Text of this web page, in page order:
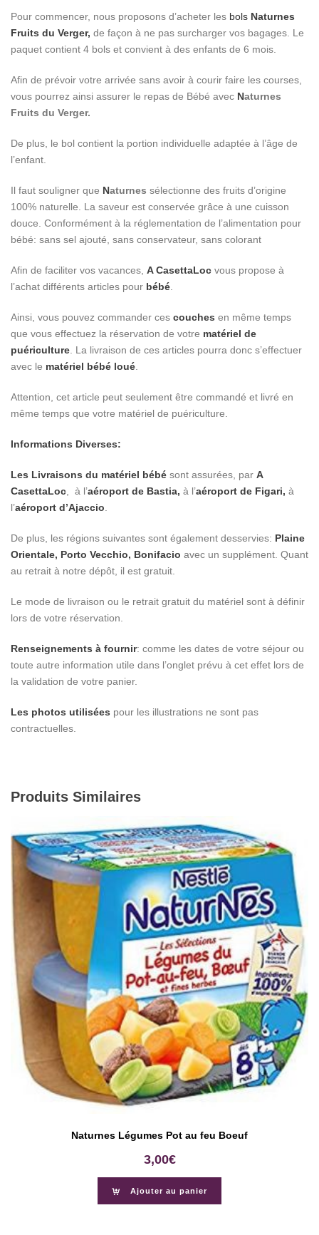
Pour commencer, nous proposons d’acheter les bols Naturnes
Fruits du Verger, de façon à ne pas surcharger vos bagages. Le
paquet contient 4 bols et convient à des enfants de 6 mois.
Afin de prévoir votre arrivée sans avoir à courir faire les courses,
vous pourrez ainsi assurer le repas de Bébé avec Naturnes
Fruits du Verger.
De plus, le bol contient la portion individuelle adaptée à l’âge de
l’enfant.
Il faut souligner que Naturnes sélectionne des fruits d’origine
100% naturelle. La saveur est conservée grâce à une cuisson
douce. Conformément à la réglementation de l’alimentation pour
bébé: sans sel ajouté, sans conservateur, sans colorant
Afin de faciliter vos vacances, A CasettaLoc vous propose à
l’achat différents articles pour bébé
Ainsi, vous pouvez commander ces couches en même temps
que vous effectuez la réservation de votre matériel de
puériculture . La livraison de ces articles pourra donc s’effectuer
avec le matériel bébé loué
Attention, cet article peut seulement être commandé et livré en
même temps que votre matériel de puériculture.
Informations Diverses:
Les Livraisons du matériel bébé sont assurées, par A
CasettaLoc , à l’aéroport de Bastia, à l’aéroport de Figari, à
l’aéroport d’Ajaccio
De plus, les régions suivantes sont également desservies: Plaine
Orientale, Porto Vecchio, Bonifacio avec un supplément. Quant
au retrait à notre dépôt, il est gratuit.
Le mode de livraison ou le retrait gratuit du matériel sont à définir
lors de votre réservation.
Renseignements à fournir: comme les dates de votre séjour ou
toute autre information utile dans l’onglet prévu à cet effet lors de
la validation de votre panier.
Les photos utilisées pour les illustrations ne sont pas
contractuelles.
Produits Similaires
Naturnes Légumes Pot au feu Boeuf
3,00€
Ajouter au panier